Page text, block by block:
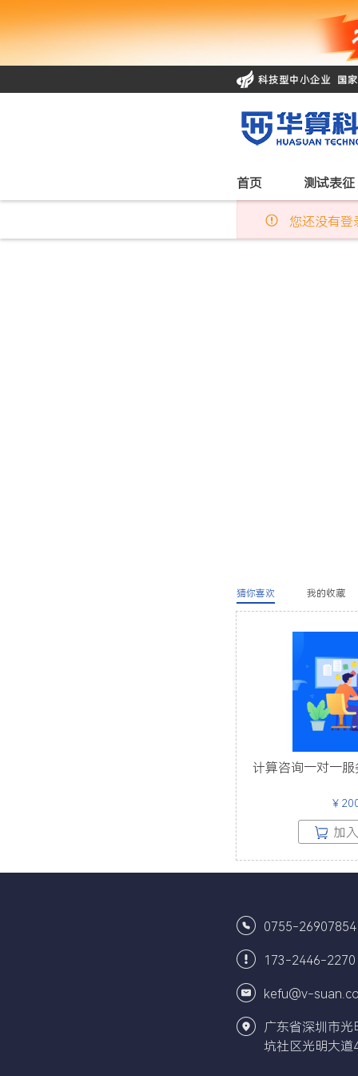
科技型中小企业 国
首页
测试表征
您还没有
猜你喜欢 我的收藏
计算咨询一对一
￥
加
0755-26907854
173-2446-2270
kefu@v-
广东省深圳市
坑社区光明大道